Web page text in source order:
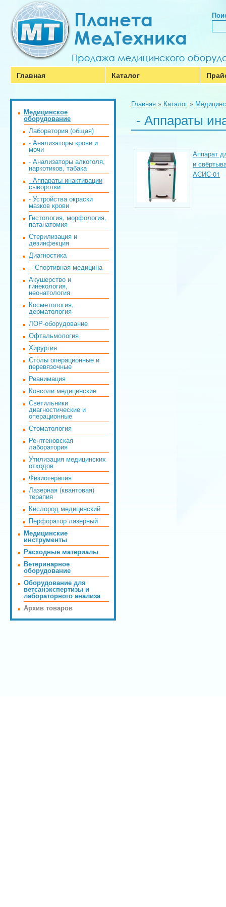
Главная Каталог
Главная » Каталог »
- Аппараты
Аппарат
и
АСИС-01
Медицинское
оборудование
Лаборатория (общая)
- Анализаторы крови и
мочи
- Анализаторы алкоголя,
наркотиков, табака
- Аппараты инактивации
сыворотки
- Устройства окраски
мазков крови
Гистология, морфология,
патанатомия
Стерилизация и
дезинфекция
Диагностика
-- Спортивная медицина
Акушерство и
гинекология,
неонатология
Косметология,
дерматология
ЛОР-оборудование
Офтальмология
Хирургия
Столы операционные и
перевязочные
Реанимация
Консоли медицинские
Светильники
диагностические и
операционные
Стоматология
Рентгеновская
лаборатория
Утилизация медицинских
отходов
Физиотерапия
Лазерная (квантовая)
терапия
Кислород медицинский
Перфоратор лазерный
Медицинские
инструменты
Расходные материалы
Ветеринарное
оборудование
Оборудование для
ветсанэкспертизы и
лабораторного анализа
Архив товаров